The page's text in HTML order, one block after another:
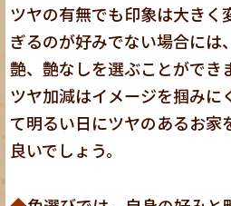
ツヤの有無でも印象は大きく
ぎるのが好みでない場合には
艶、艶なしを選ぶことができ
ツヤ加減はイメージを掴みに
て明るい日にツヤのあるお家
良いでしょう。